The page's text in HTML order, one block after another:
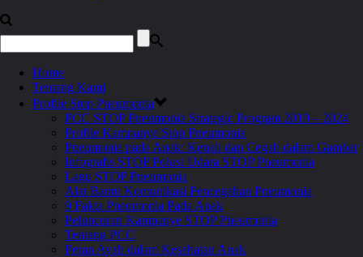
Home
Tentang Kami
Profile Stop Pneumonia
PCC STOP Pneumonia Strategic Program 2019 – 2024
Profile Kampanye Stop Pneumonia
Pneumonia pada Anak: Kenali dan Cegah dalam Gambar
Infografis STOP Polusi Udara STOP Pneumonia
Lagu STOP Pneumonia
Alat Bantu Komunikasi Pencegahan Pneumonia
9 Fakta Pneumonia Pada Anak
Peluncuran Kampanye STOP Pneumonia
Tentang PCC
Peran Ayah dalam Kesehatan Anak